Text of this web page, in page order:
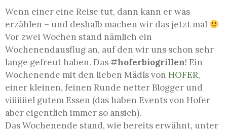
Wenn einer eine Reise tut, dann kann er was
erzählen – und deshalb machen wir das jetzt mal
Vor zwei Wochen stand nämlich ein
Wochenendausflug an, auf den wir uns schon sehr
lange gefreut haben. Das #hoferbiogrillen! Ein
Wochenende mit den lieben Mädls von HOFER,
einer kleinen, feinen Runde netter Blogger und
viiiiiiiel gutem Essen (das haben Events von Hofer
aber eigentlich immer so ansich).
Das Wochenende stand, wie bereits erwähnt, unter